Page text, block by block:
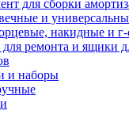
для сборки
и
накидные и г-
ремонта и ящики
и наборы